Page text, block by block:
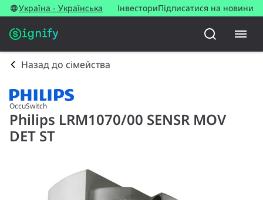
Україна - Українська ІнвесториПідписатися на новини
Назад до сімейства
OccuSwitch
Philips LRM1070/00 SENSR MOV
DET ST